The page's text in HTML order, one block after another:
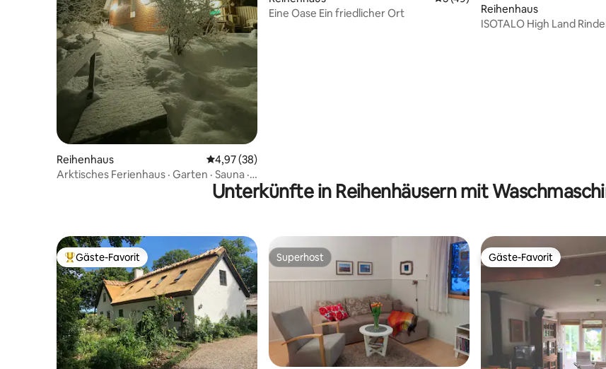
Reihenhaus Durchschnittliche Bewertung: 4,97 von 5, 38 Bewertungen
4,97 (38)
Arktisches Ferienhaus · Garten · Sauna ·
Eine Oase Ein friedlicher Ort
Reihenhaus
ISOTALO High Land
Unterkünfte in Reihenhäusern mit
Beliebter Gäste-Favorit.
Gäste-Favorit Superhost
Superhost Gäste-Favorit
Gäste-Favorit